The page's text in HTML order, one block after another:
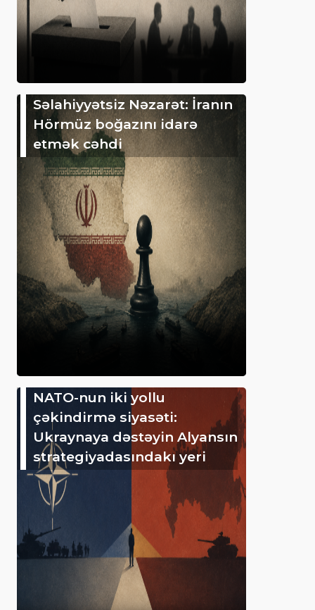
Səlahiyyətsiz Nəzarət: İranın
Hörmüz boğazını idarə
etmək cəhdi
NATO-nun iki yollu
çəkindirmə siyasəti:
Ukraynaya dəstəyin Alyansın
strategiyadasındakı yeri